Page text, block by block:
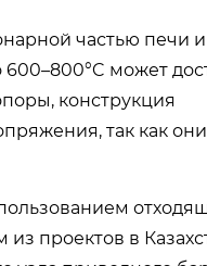
частью печи и
может
конструкция
так как
проектов в